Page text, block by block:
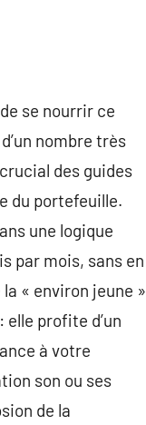
se nourrir ce
nombre très
des guides
du portefeuille.
une logique
par mois, sans en
« environ jeune »
profite d’un
à votre
son ou ses
de la